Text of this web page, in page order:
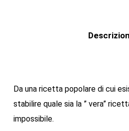
Da una ricetta popolare di cui
stabilire quale sia la ” vera”
impossibile.